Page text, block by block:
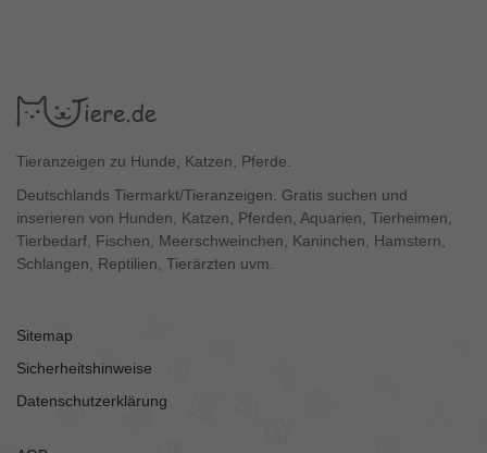
Tieranzeigen zu Hunde, Katzen, Pferde.
Deutschlands Tiermarkt/Tieranzeigen. Gratis suchen und
inserieren von Hunden, Katzen, Pferden, Aquarien, Tierheimen,
Tierbedarf, Fischen, Meerschweinchen, Kaninchen, Hamstern,
Schlangen, Reptilien, Tierärzten uvm.
Sitemap
Sicherheitshinweise
Datenschutzerklärung